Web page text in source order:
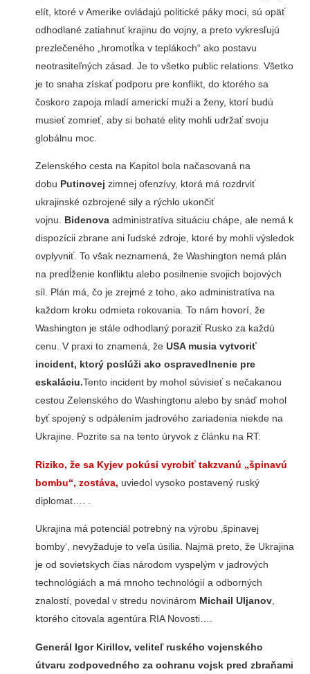
elít, ktoré v Amerike ovládajú politické páky moci, sú opäť
odhodlané zatiahnuť krajinu do vojny, a preto vykresľujú
prezlečeného „hromotĺka v teplákoch“ ako postavu
neotrasiteľných zásad. Je to všetko public relations. Všetko
je to snaha získať podporu pre konflikt, do ktorého sa
čoskoro zapoja mladí americkí muži a ženy, ktorí budú
musieť zomrieť, aby si bohaté elity mohli udržať svoju
globálnu moc.
Zelenského cesta na Kapitol bola načasovaná na
dobu Putinovej zimnej ofenzívy, ktorá má rozdrviť
ukrajinské ozbrojené sily a rýchlo ukončiť
vojnu. Bidenovaadministratíva situáciu chápe, ale nemá k
dispozícii zbrane ani ľudské zdroje, ktoré by mohli výsledok
ovplyvniť. To však neznamená, že Washington nemá plán
na predĺženie konfliktu alebo posilnenie svojich bojových
síl. Plán má, čo je zrejmé z toho, ako administratíva na
každom kroku odmieta rokovania. To nám hovorí, že
Washington je stále odhodlaný poraziť Rusko za každú
cenu. V praxi to znamená, že USA musia vytvoriť
incident, ktorý poslúži ako ospravedlnenie pre
eskaláciu.Tento incident by mohol súvisieť s nečakanou
cestou Zelenského do Washingtonu alebo by snáď mohol
byť spojený s odpálením jadrového zariadenia niekde na
Ukrajine. Pozrite sa na tento úryvok z článku na RT:
Riziko, že sa Kyjev pokúsi vyrobiť takzvanú „špinavú
bombu“, zostáva, uviedol vysoko postavený ruský
diplomat…. .
Ukrajina má potenciál potrebný na výrobu ‚špinavej
bomby‘, nevyžaduje to veľa úsilia. Najmä preto, že Ukrajina
je od sovietskych čias národom vyspelým v jadrových
technológiách a má mnoho technológií a odborných
znalostí, povedal v stredu novinárom Michail Uljanov,
ktorého citovala agentúra RIA Novosti….
Generál Igor Kirillov, veliteľ ruského vojenského
útvaru zodpovedného za ochranu vojsk pred zbraňami